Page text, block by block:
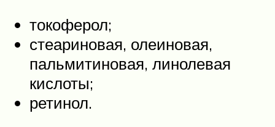
токоферол;
стеариновая, олеиновая,
пальмитиновая, линолевая
кислоты;
ретинол.